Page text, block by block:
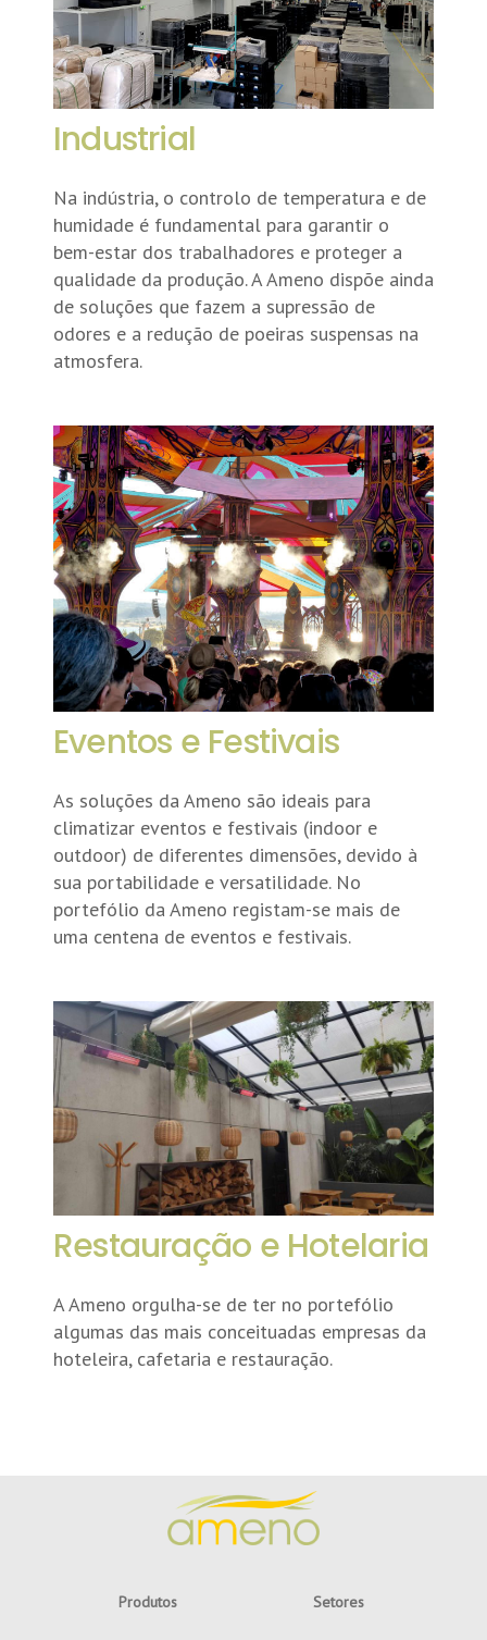
Industrial
Na indústria, o controlo de temperatura e de
humidade é fundamental para garantir o
bem-estar dos trabalhadores e proteger a
qualidade da produção. A Ameno dispõe ainda
de soluções que fazem a supressão de
odores e a redução de poeiras suspensas na
atmosfera.
Eventos e Festivais
As soluções da Ameno são ideais para
climatizar eventos e festivais (indoor e
outdoor) de diferentes dimensões, devido à
sua portabilidade e versatilidade. No
portefólio da Ameno registam-se mais de
uma centena de eventos e festivais.
Restauração e Hotelaria
A Ameno orgulha-se de ter no portefólio
algumas das mais conceituadas empresas da
hoteleira, cafetaria e restauração.
Produtos Setores